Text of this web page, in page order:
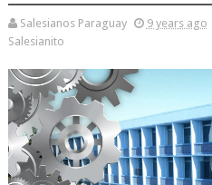
Salesianos Paraguay 9 years ago
Salesianito